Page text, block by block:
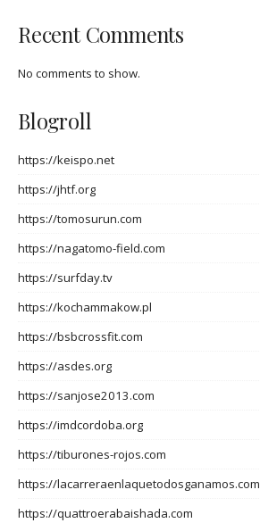
Recent Comments
No comments to show.
Blogroll
https://keispo.net
https://jhtf.org
https://tomosurun.com
https://nagatomo-field.com
https://surfday.tv
https://kochammakow.pl
https://bsbcrossfit.com
https://asdes.org
https://sanjose2013.com
https://imdcordoba.org
https://tiburones-rojos.com
https://lacarreraenlaquetodosganamos.com
https://quattroerabaishada.com